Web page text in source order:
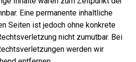
Eine permanente inhaltliche
Seiten ist jedoch ohne konkrete
nicht zumutbar. Bei
werden wir